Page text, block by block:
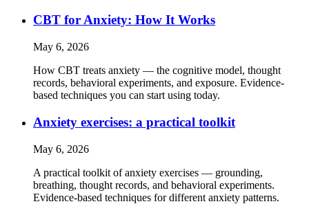
CBT for Anxiety: How It Works
May 6, 2026
How CBT treats anxiety — the cognitive model, thought
records, behavioral experiments, and exposure. Evidence-
based techniques you can start using today.
Anxiety exercises: a practical toolkit
May 6, 2026
A practical toolkit of anxiety exercises — grounding,
breathing, thought records, and behavioral experiments.
Evidence-based techniques for different anxiety patterns.